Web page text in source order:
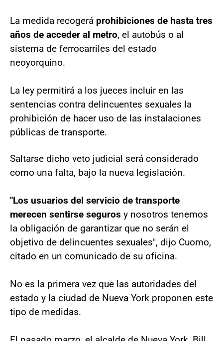
La medida recogerá prohibiciones de hasta tres
años de acceder al metro, el autobús o al
sistema de ferrocarriles del estado
neoyorquino.
La ley permitirá a los jueces incluir en las
sentencias contra delincuentes sexuales la
prohibición de hacer uso de las instalaciones
públicas de transporte.
Saltarse dicho veto judicial será considerado
como una falta, bajo la nueva legislación.
"Los usuarios del servicio de transporte
merecen sentirse seguros y nosotros tenemos
la obligación de garantizar que no serán el
objetivo de delincuentes sexuales", dijo Cuomo,
citado en un comunicado de su oficina.
No es la primera vez que las autoridades del
estado y la ciudad de Nueva York proponen este
tipo de medidas.